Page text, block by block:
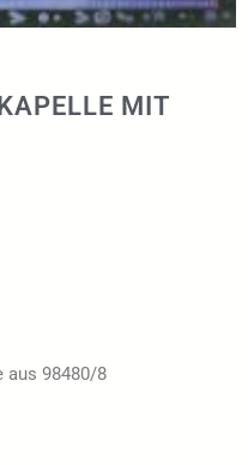
MIT
aus 98480/8